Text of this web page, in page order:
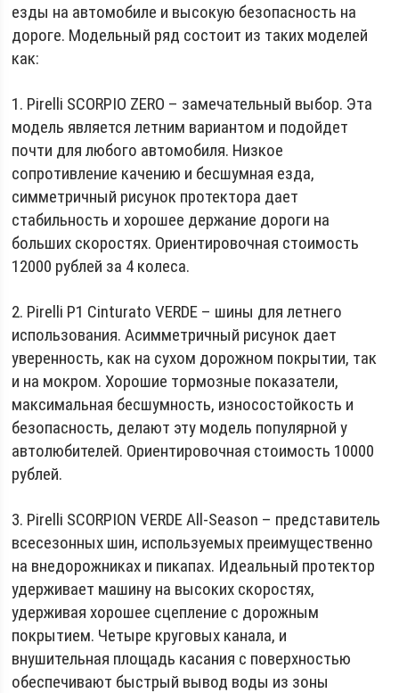
езды на автомобиле и высокую безопасность на
дороге. Модельный ряд состоит из таких моделей
как:
1. Pirelli SCORPIO ZERO – замечательный выбор. Эта
модель является летним вариантом и подойдет
почти для любого автомобиля. Низкое
сопротивление качению и бесшумная езда,
симметричный рисунок протектора дает
стабильность и хорошее держание дороги на
больших скоростях. Ориентировочная стоимость
12000 рублей за 4 колеса.
2. Pirelli P1 Cinturato VERDE – шины для летнего
использования. Асимметричный рисунок дает
уверенность, как на сухом дорожном покрытии, так
и на мокром. Хорошие тормозные показатели,
максимальная бесшумность, износостойкость и
безопасность, делают эту модель популярной у
автолюбителей. Ориентировочная стоимость 10000
рублей.
3. Pirelli SCORPION VERDE All-Season – представитель
всесезонных шин, используемых преимущественно
на внедорожниках и пикапах. Идеальный протектор
удерживает машину на высоких скоростях,
удерживая хорошее сцепление с дорожным
покрытием. Четыре круговых канала, и
внушительная площадь касания с поверхностью
обеспечивают быстрый вывод воды из зоны